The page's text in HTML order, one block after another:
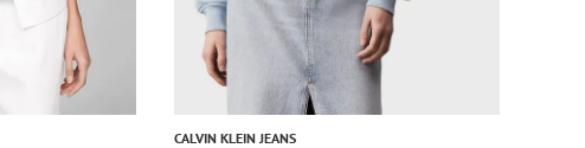
CALVIN KLEIN JEANS